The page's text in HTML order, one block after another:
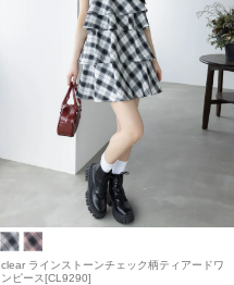
clear ラインストーンチェック柄ティアードワ
ンピース[CL9290]